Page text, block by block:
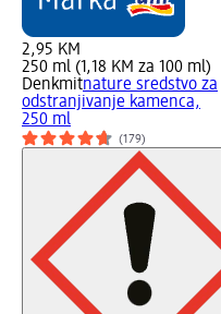
2,95 KM
250 ml (1,18 KM za 100 ml)
Denkmitnature sredstvo za
odstranjivanje kamenca,
250 ml
(179)